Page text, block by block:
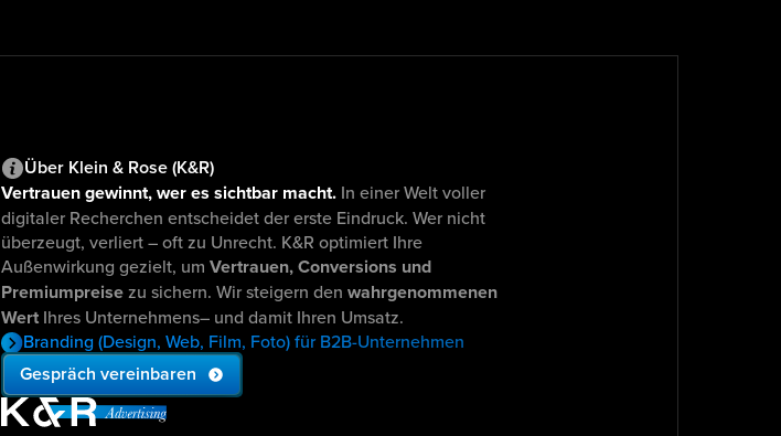
Über Klein & Rose (K&R)
Vertrauen gewinnt, wer es sichtbar macht. In einer Welt voller
digitaler Recherchen entscheidet der erste Eindruck. Wer nicht
überzeugt, verliert – oft zu Unrecht. K&R optimiert Ihre
Außenwirkung gezielt, um Vertrauen, Conversions und
Premiumpreisezu sichern. Wir steigern den wahrgenommenen
WertIhres Unternehmens– und damit Ihren Umsatz.
Branding (Design, Web, Film, Foto) für B2B-Unternehmen
Gespräch vereinbaren